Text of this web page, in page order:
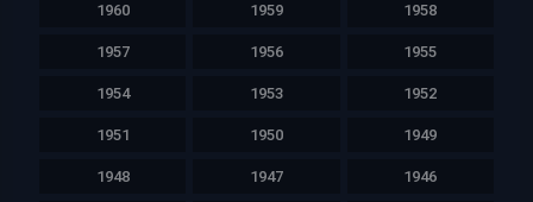
1960 1959 1958
1957 1956 1955
1954 1953 1952
1951 1950 1949
1948 1947 1946